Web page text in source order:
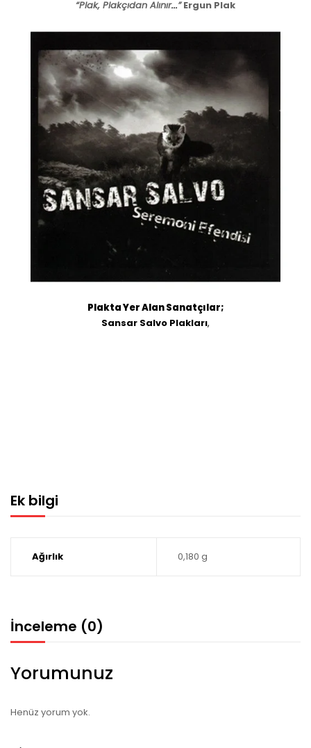
“Plak, Plakçıdan Alınır...”Ergun Plak
Plakta Yer Alan Sanatçılar;
Sansar Salvo Plakları,
Ek bilgi
Ağırlık 0,180 g
İnceleme (0)
Yorumunuz
Henüz yorum yok.